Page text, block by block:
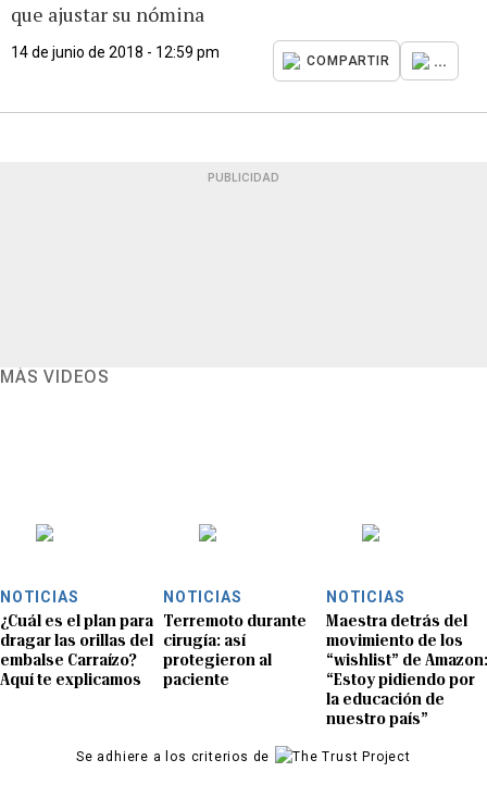
que ajustar su nómina
14 de junio de 2018 - 12:59 pm
COMPARTIR ...
PUBLICIDAD
MÁS VIDEOS
NOTICIAS
¿Cuál es el plan para
dragar las orillas del
embalse Carraízo?
Aquí te explicamos
NOTICIAS
Terremoto durante
cirugía: así
protegieron al
paciente
NOTICIAS
Maestra detrás del
movimiento de los
“wishlist” de Amazon:
“Estoy pidiendo por
la educación de
nuestro país”
Se adhiere a los criterios de